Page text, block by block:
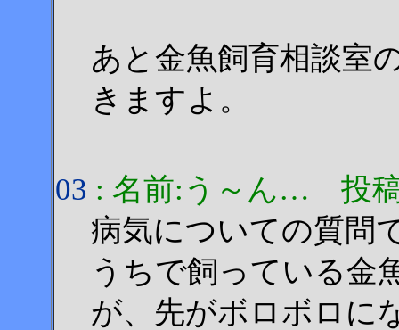
あと金魚飼育相談室
きますよ。
03 : 名前:う～ん… 投稿
病気についての質問
うちで飼っている金
が、先がボロボロに